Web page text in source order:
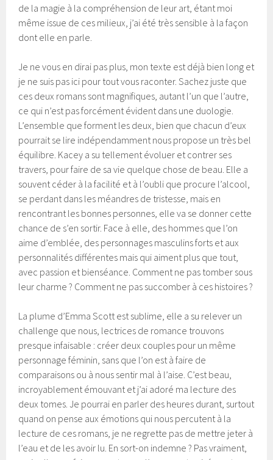
de la magie à la compréhension de leur art, étant moi
même issue de ces milieux, j’ai été très sensible à la façon
dont elle en parle.
Je ne vous en dirai pas plus, mon texte est déjà bien long et
je ne suis pas ici pour tout vous raconter. Sachez juste que
ces deux romans sont magnifiques, autant l’un que l’autre,
ce qui n’est pas forcément évident dans une duologie.
L’ensemble que forment les deux, bien que chacun d’eux
pourrait se lire indépendamment nous propose un très bel
équilibre. Kacey a su tellement évoluer et contrer ses
travers, pour faire de sa vie quelque chose de beau. Elle a
souvent céder à la facilité et à l’oubli que procure l’alcool,
se perdant dans les méandres de tristesse, mais en
rencontrant les bonnes personnes, elle va se donner cette
chance de s’en sortir. Face à elle, des hommes que l’on
aime d’emblée, des personnages masculins forts et aux
personnalités différentes mais qui aiment plus que tout,
avec passion et bienséance. Comment ne pas tomber sous
leur charme ? Comment ne pas succomber à ces histoires ?
La plume d’Emma Scott est sublime, elle a su relever un
challenge que nous, lectrices de romance trouvons
presque infaisable : créer deux couples pour un même
personnage féminin, sans que l’on est à faire de
comparaisons ou à nous sentir mal à l’aise. C’est beau,
incroyablement émouvant et j’ai adoré ma lecture des
deux tomes. Je pourrai en parler des heures durant, surtout
quand on pense aux émotions qui nous percutent à la
lecture de ces romans, je ne regrette pas de mettre jeter à
l’eau et de les avoir lu. En sort-on indemne ? Pas vraiment,